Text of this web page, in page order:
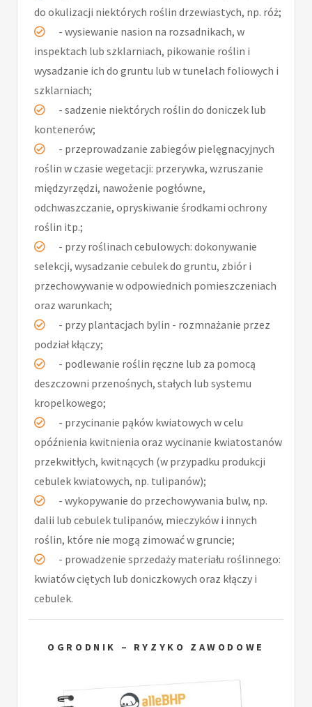
do okulizacji niektórych roślin drzewiastych, np. róż;
- wysiewanie nasion na rozsadnikach, w
inspektach lub szklarniach, pikowanie roślin i
wysadzanie ich do gruntu lub w tunelach foliowych i
szklarniach;
- sadzenie niektórych roślin do doniczek lub
kontenerów;
- przeprowadzanie zabiegów pielęgnacyjnych
roślin w czasie wegetacji: przerywka, wzruszanie
międzyrzędzi, nawożenie pogłówne,
odchwaszczanie, opryskiwanie środkami ochrony
roślin itp.;
- przy roślinach cebulowych: dokonywanie
selekcji, wysadzanie cebulek do gruntu, zbiór i
przechowywanie w odpowiednich pomieszczeniach
oraz warunkach;
- przy plantacjach bylin - rozmnażanie przez
podział kłączy;
- podlewanie roślin ręczne lub za pomocą
deszczowni przenośnych, stałych lub systemu
kropelkowego;
- przycinanie pąków kwiatowych w celu
opóźnienia kwitnienia oraz wycinanie kwiatostanów
przekwitłych, kwitnących (w przypadku produkcji
cebulek kwiatowych, np. tulipanów);
- wykopywanie do przechowywania bulw, np.
dalii lub cebulek tulipanów, mieczyków i innych
roślin, które nie mogą zimować w gruncie;
- prowadzenie sprzedaży materiału roślinnego:
kwiatów ciętych lub doniczkowych oraz kłączy i
cebulek.
OGRODNIK – RYZYKO ZAWODOWE